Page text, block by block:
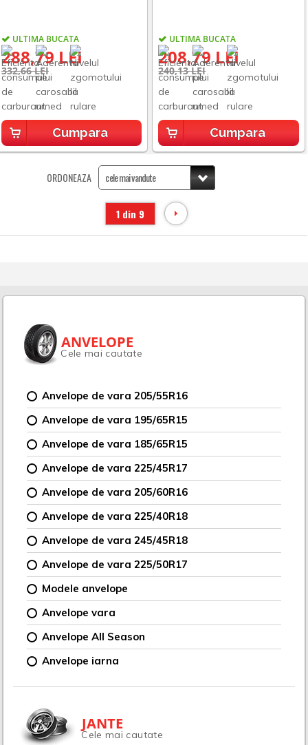
ULTIMA BUCATA
288,79 LEI
332,66 LEI
Cumpara
ULTIMA BUCATA
208,79 LEI
240,13 LEI
Cumpara
ORDONEAZA
1 din 9
ANVELOPE
Cele mai cautate
Anvelope de vara 205/55R16
Anvelope de vara 195/65R15
Anvelope de vara 185/65R15
Anvelope de vara 225/45R17
Anvelope de vara 205/60R16
Anvelope de vara 225/40R18
Anvelope de vara 245/45R18
Anvelope de vara 225/50R17
Modele anvelope
Anvelope vara
Anvelope All Season
Anvelope iarna
JANTE
Cele mai cautate